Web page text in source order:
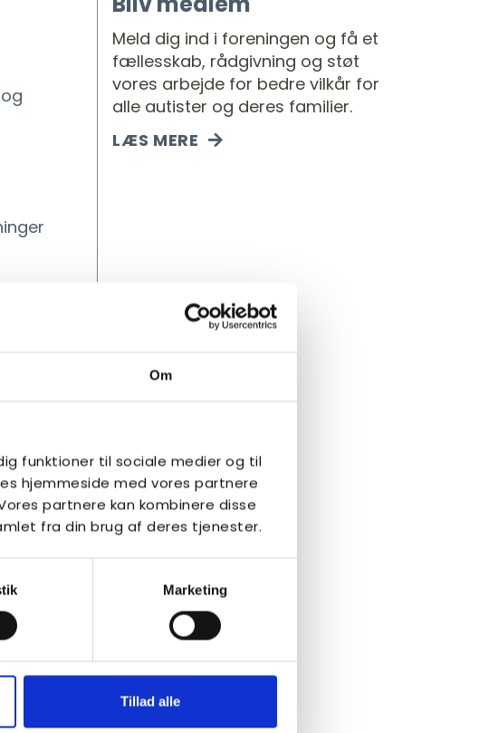
Om
funktioner til sociale medier og til
hjemmeside med vores partnere
partnere kan kombinere disse
fra din brug af deres tjenester.
Marketing
Tillad alle
Meld dig ind i foreningen og få et
fællesskab, rådgivning og støt
vores arbejde for bedre vilkår for
alle autister og deres familier.
LÆS MERE